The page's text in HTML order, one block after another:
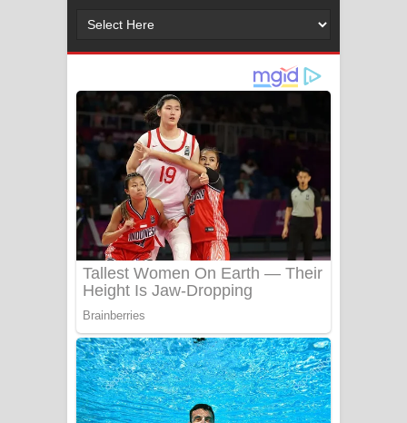
2026 football world cup song lyrics
අම්මා ගීතයේ පද පෙළ
Gemak Deela Song Lyrics - ගේමක් දීලා
ගීතයේ පද පෙළ
Niwuna Numba Hinda Song Lyrics -
නිවුනා නුඹ හින්දා ගීතයේ පද පෙළ
Numba Dun Aadare Song Lyrics - නුඹ
Liyamuda Dan Anagathe Song Lyrics
- ලියමුද දැන් අනාගතේ ගීතයේ පද පෙළ